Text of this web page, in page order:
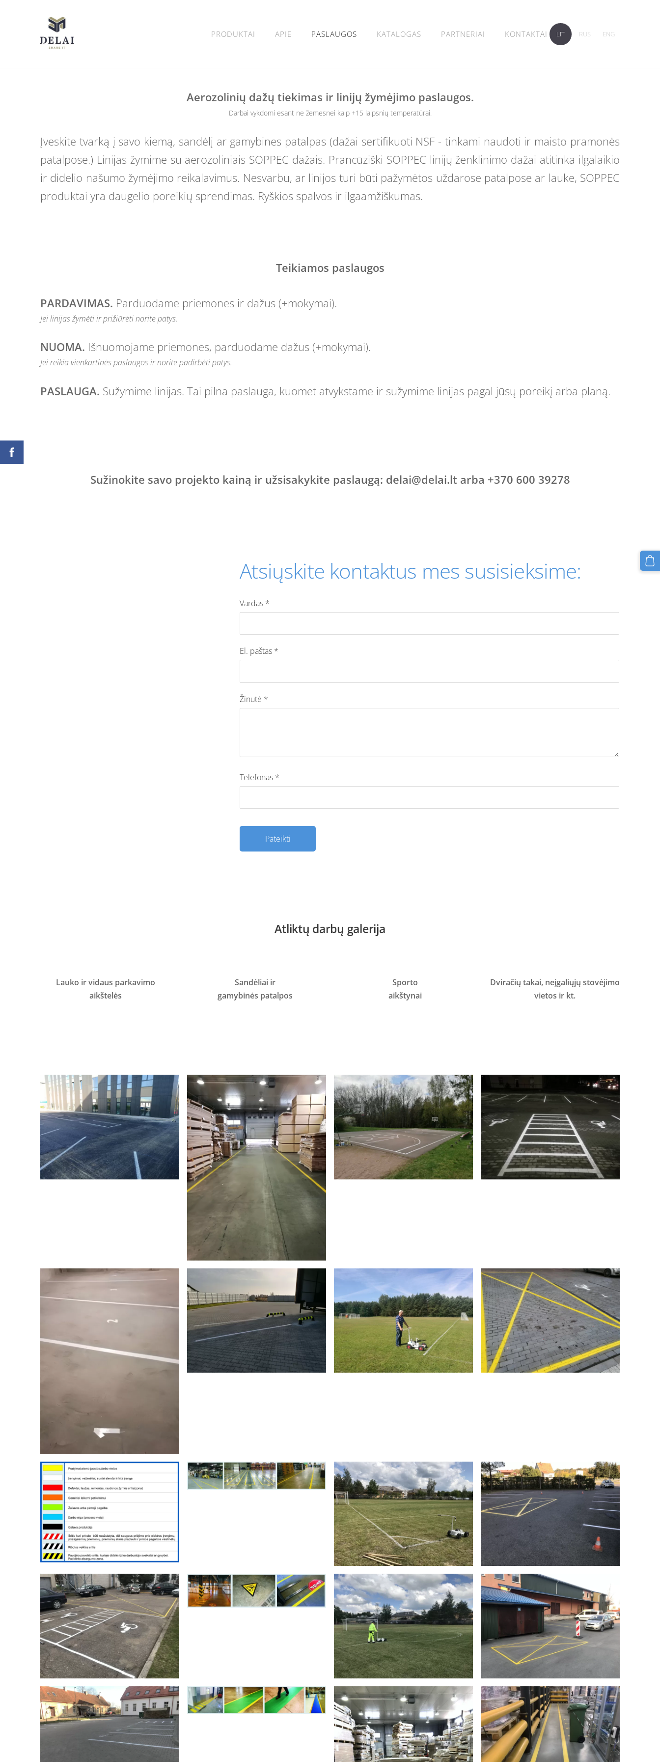
PRODUKTAI APIE PASLAUGOS KATALOGAS PARTNERIAI KONTAKTAI LIT RUS ENG
Aerozolinių dažų tiekimas ir linijų žymėjimo paslaugos.
Darbai vykdomi esant ne žemesnei kaip +15 laipsnių temperatūrai.
Įveskite tvarką į savo kiemą, sandėlį ar gamybines patalpas (dažai sertifikuoti NSF - tinkami naudoti ir maisto pramonės
patalpose.) Linijas žymime su aerozoliniais SOPPEC dažais. Prancūziški SOPPEC linijų ženklinimo dažai atitinka ilgalaikio
ir didelio našumo žymėjimo reikalavimus. Nesvarbu, ar linijos turi būti pažymėtos uždarose patalpose ar lauke, SOPPEC
produktai yra daugelio poreikių sprendimas. Ryškios spalvos ir ilgaamžiškumas.
Teikiamos paslaugos
PARDAVIMAS. Parduodame priemones ir dažus (+mokymai).
Jei linijas žymėti ir prižiūrėti norite patys.
NUOMA. Išnuomojame priemones, parduodame dažus (+mokymai).
Jei reikia vienkartinės paslaugos ir norite padirbėti patys.
PASLAUGA. Sužymime linijas. Tai pilna paslauga, kuomet atvykstame ir sužymime linijas pagal jūsų poreikį arba planą.
Sužinokite savo projekto kainą ir užsisakykite paslaugą: delai@delai.lt arba +370 600 39278
Atsiųskite kontaktus mes susisieksime:
Vardas *
El. paštas *
Žinutė *
Telefonas *
Atliktų darbų galerija
Lauko ir vidaus parkavimo
aikštelės
Sandėliai ir
gamybinės patalpos
Sporto
aikštynai
Dviračių takai, neįgaliųjų stovėjimo
vietos ir kt.